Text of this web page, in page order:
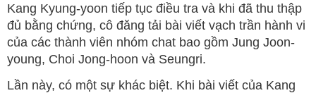
Kang Kyung-yoon tiếp tục điều tra và khi đã thu thập
đủ bằng chứng, cô đăng tải bài viết vạch trần hành vi
của các thành viên nhóm chat bao gồm Jung Joon-
young, Choi Jong-hoon và Seungri.
Lần này, có một sự khác biệt. Khi bài viết của Kang